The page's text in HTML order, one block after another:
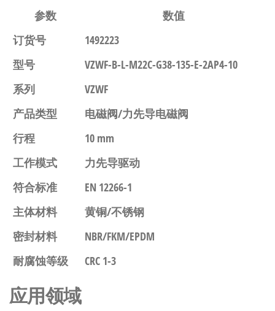
参数
数值
订货号
1492223
型号
VZWF-B-L-M22C-G38-135-E-2AP4-10
系列
VZWF
产品类型
电磁阀/力先导电磁阀
行程
10 mm
工作模式
力先导驱动
符合标准
EN 12266-1
主体材料
黄铜/不锈钢
密封材料
NBR/FKM/EPDM
耐腐蚀等级
CRC 1-3
应用领域